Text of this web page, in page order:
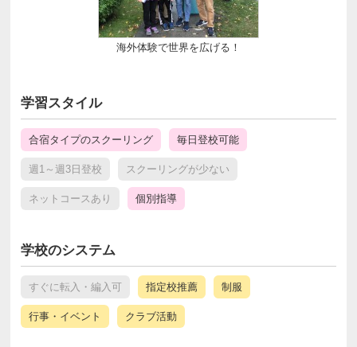
海外体験で世界を広げる！
学習スタイル
合宿タイプのスクーリング 毎日登校可能
週1～週3日登校 スクーリングが少ない
ネットコースあり 個別指導
学校のシステム
すぐに転入・編入可 指定校推薦 制服
行事・イベント クラブ活動